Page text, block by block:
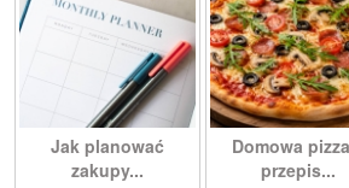
Jak planować
zakupy...
Domowa
przepis...